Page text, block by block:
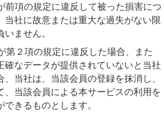
前項の規定に違反して被った損害につ
当社に故意または重大な過失がない限
ません。
第２項の規定に違反した場合、また
確なデータが提供されていないと当社
、当社は、当該会員の登録を抹消し、
、当該会員による本サービスの利用を
きるものとします。